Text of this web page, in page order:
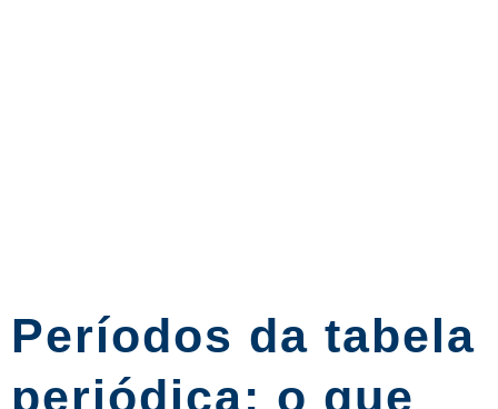
Períodos da tabela
periódica: o que